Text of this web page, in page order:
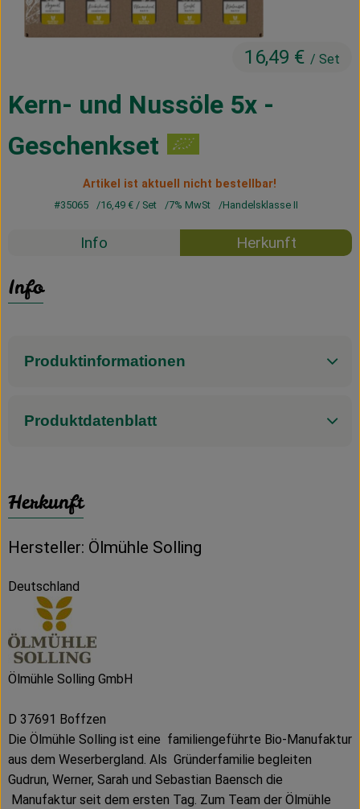
Kühltheke
Neues vom Hof
Blog
Kern- und Nussöle 5x -
Geschenkset
16,49 € / Set
Artikel ist aktuell nicht bestellbar!
#35065 16,49 € / Set 7% MwSt Handelsklasse II
Info Herkunft
Info
Produktinformationen
Produktdatenblatt
Herkunft
Hersteller: Ölmühle Solling
Deutschland
Ölmühle Solling GmbH
D 37691 Boffzen
Die Ölmühle Solling ist eine familiengeführte Bio-Manufaktur
aus dem Weserbergland. Als Gründerfamilie begleiten
Gudrun, Werner, Sarah und Sebastian Baensch die
Manufaktur seit dem ersten Tag. Zum Team der Ölmühle